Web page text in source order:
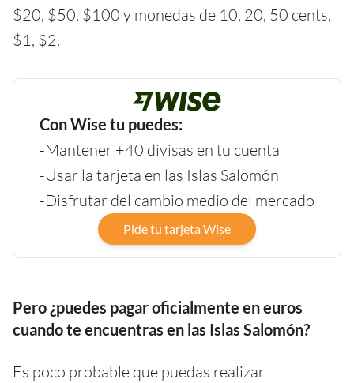
$20, $50, $100 y monedas de 10, 20, 50 cents,
$1, $2.
Con Wise tu puedes:
-Mantener +40 divisas en tu cuenta
-Usar la tarjeta en las Islas Salomón
-Disfrutar del cambio medio del mercado
Pide tu tarjeta Wise
Pero ¿puedes pagar oficialmente en euros
cuando te encuentras en las Islas Salomón?
Es poco probable que puedas realizar